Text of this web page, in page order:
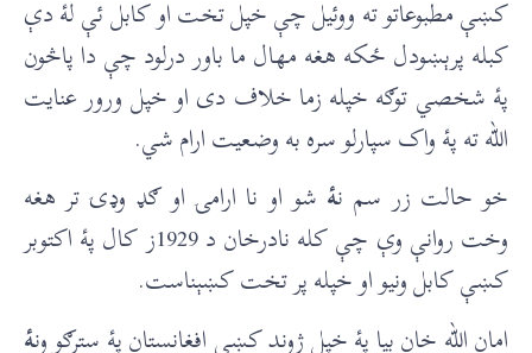
کښې مطبوعاتو ته ووئیل چې خپل تخت او کابل ئې لۀ دې
کبله پرېښودل ځکه هغه مهال ما باور درلود چې دا پاڅون
پۀ شخصي توګه خپله زما خلاف دی او خپل ورور عنایت
الله ته پۀ واک سپارلو سره به وضعیت ارام شي.
خو حالت زر سم نۀشو او نا ارامۍ او ګډ وډۍ تر هغه
وخت روانې وې چې کله نادرخان د 1929ز کال پۀ اکتوبر
کښې کابل ونیو او خپله پر تخت کښېناست.
امان الله خان بیا پۀ خپل ژوند کښې افغانستان پۀ سترګو ونۀ